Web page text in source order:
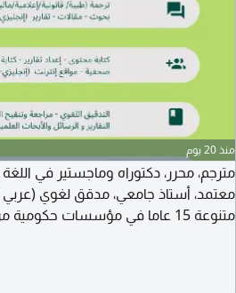
منذ 20 يوم
مترجم، محرر، دكتوراه وماجستير في
معتمد، أستاذ جامعي، مدقق لغوي
متنوعة 15 عاما في مؤسسات